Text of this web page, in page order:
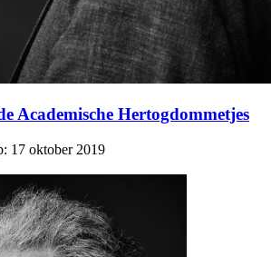
Academische Hertogdommetjes
17 oktober 2019